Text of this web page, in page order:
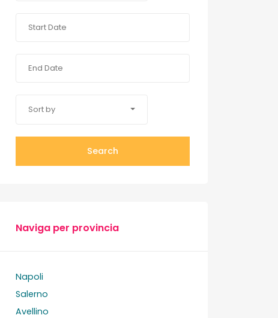
Sort by
Search
Naviga per provincia
Napoli
Salerno
Avellino